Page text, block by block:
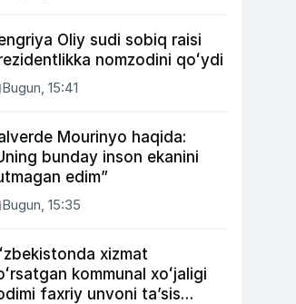
Oliy sudi sobiq raisi
nomzodini qoʻydi
Bugun, 15:41
Mourinyo haqida:
bunday inson ekanini
edim”
Bugun, 15:35
xizmat
kommunal xoʻjaligi
faxriy unvoni taʼsis